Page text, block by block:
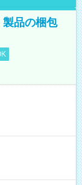
品の梱包